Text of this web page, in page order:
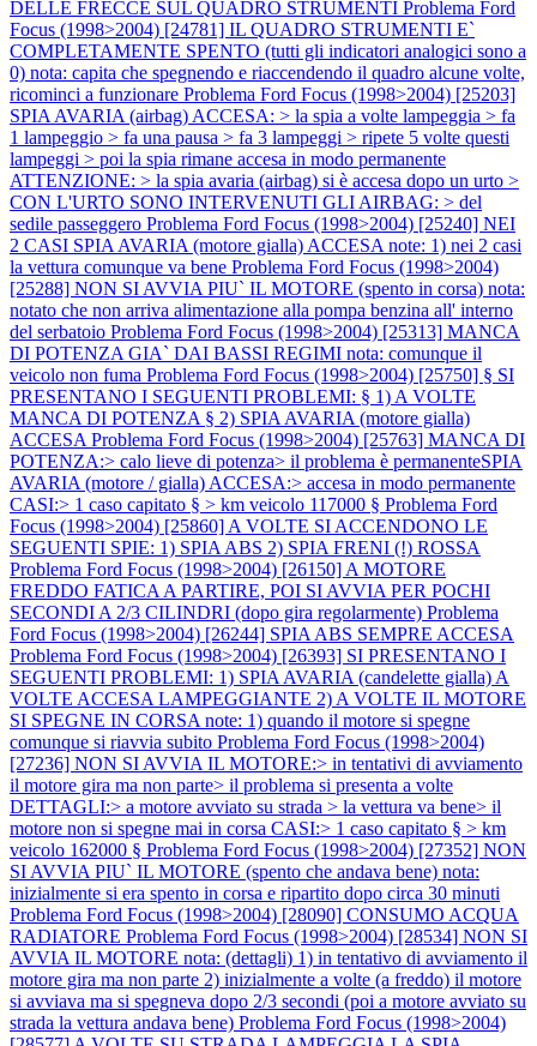
DELLE FRECCE SUL QUADRO STRUMENTI Problema Ford
Focus (1998>2004) [24781] IL QUADRO STRUMENTI E`
COMPLETAMENTE SPENTO (tutti gli indicatori analogici sono a
0) nota: capita che spegnendo e riaccendendo il quadro alcune volte,
ricominci a funzionare Problema Ford Focus (1998>2004) [25203]
SPIA AVARIA (airbag) ACCESA: > la spia a volte lampeggia > fa
1 lampeggio > fa una pausa > fa 3 lampeggi > ripete 5 volte questi
lampeggi > poi la spia rimane accesa in modo permanente
ATTENZIONE: > la spia avaria (airbag) si è accesa dopo un urto >
CON L'URTO SONO INTERVENUTI GLI AIRBAG: > del
sedile passeggero Problema Ford Focus (1998>2004) [25240] NEI
2 CASI SPIA AVARIA (motore gialla) ACCESA note: 1) nei 2 casi
la vettura comunque va bene Problema Ford Focus (1998>2004)
[25288] NON SI AVVIA PIU` IL MOTORE (spento in corsa) nota:
notato che non arriva alimentazione alla pompa benzina all' interno
del serbatoio Problema Ford Focus (1998>2004) [25313] MANCA
DI POTENZA GIA` DAI BASSI REGIMI nota: comunque il
veicolo non fuma Problema Ford Focus (1998>2004) [25750] § SI
PRESENTANO I SEGUENTI PROBLEMI: § 1) A VOLTE
MANCA DI POTENZA § 2) SPIA AVARIA (motore gialla)
ACCESA Problema Ford Focus (1998>2004) [25763] MANCA DI
POTENZA:> calo lieve di potenza> il problema è permanenteSPIA
AVARIA (motore / gialla) ACCESA:> accesa in modo permanente
CASI:> 1 caso capitato § > km veicolo 117000 § Problema Ford
Focus (1998>2004) [25860] A VOLTE SI ACCENDONO LE
SEGUENTI SPIE: 1) SPIA ABS 2) SPIA FRENI (!) ROSSA
Problema Ford Focus (1998>2004) [26150] A MOTORE
FREDDO FATICA A PARTIRE, POI SI AVVIA PER POCHI
SECONDI A 2/3 CILINDRI (dopo gira regolarmente) Problema
Ford Focus (1998>2004) [26244] SPIA ABS SEMPRE ACCESA
Problema Ford Focus (1998>2004) [26393] SI PRESENTANO I
SEGUENTI PROBLEMI: 1) SPIA AVARIA (candelette gialla) A
VOLTE ACCESA LAMPEGGIANTE 2) A VOLTE IL MOTORE
SI SPEGNE IN CORSA note: 1) quando il motore si spegne
comunque si riavvia subito Problema Ford Focus (1998>2004)
[27236] NON SI AVVIA IL MOTORE:> in tentativi di avviamento
il motore gira ma non parte> il problema si presenta a volte
DETTAGLI:> a motore avviato su strada > la vettura va bene> il
motore non si spegne mai in corsa CASI:> 1 caso capitato § > km
veicolo 162000 § Problema Ford Focus (1998>2004) [27352] NON
SI AVVIA PIU` IL MOTORE (spento che andava bene) nota:
inizialmente si era spento in corsa e ripartito dopo circa 30 minuti
Problema Ford Focus (1998>2004) [28090] CONSUMO ACQUA
RADIATORE Problema Ford Focus (1998>2004) [28534] NON SI
AVVIA IL MOTORE nota: (dettagli) 1) in tentativo di avviamento il
motore gira ma non parte 2) inizialmente a volte (a freddo) il motore
si avviava ma si spegneva dopo 2/3 secondi (poi a motore avviato su
strada la vettura andava bene) Problema Ford Focus (1998>2004)